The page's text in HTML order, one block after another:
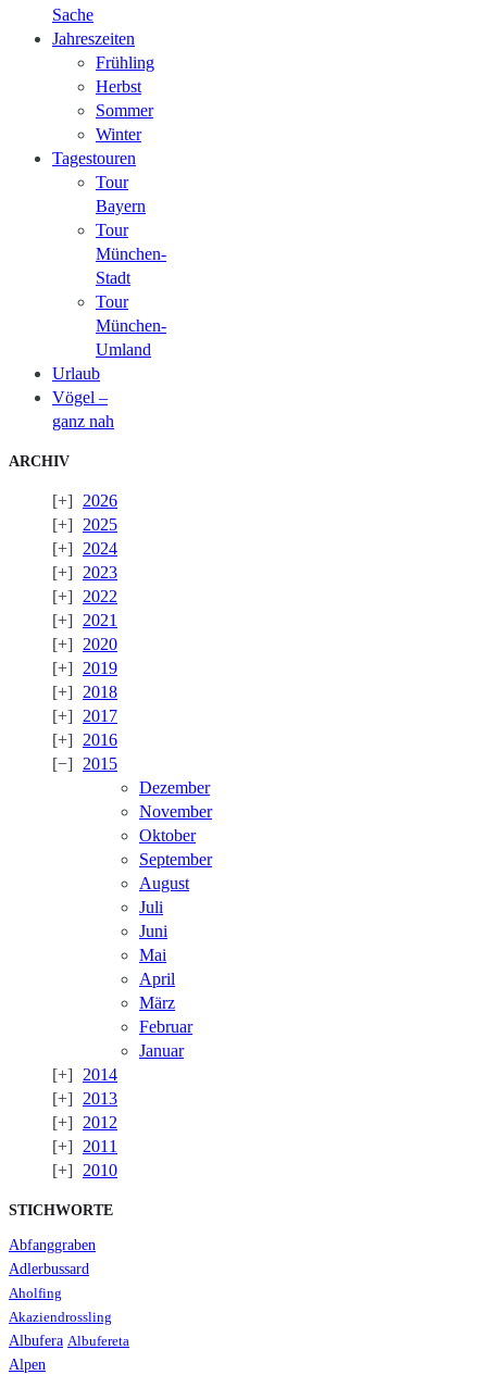
Sache
Jahreszeiten
Frühling
Herbst
Sommer
Winter
Tagestouren
Tour
Bayern
Tour
München-
Stadt
Tour
München-
Umland
Urlaub
Vögel –
ganz nah
ARCHIV
2026
2025
2024
2023
2022
2021
2020
2019
2018
2017
2016
2015
Dezember
November
Oktober
September
August
Juli
Juni
Mai
April
März
Februar
Januar
2014
2013
2012
2011
2010
STICHWORTE
Abfanggraben
Adlerbussard
Aholfing
Akaziendrossling
Albufera Albufereta
Alpen